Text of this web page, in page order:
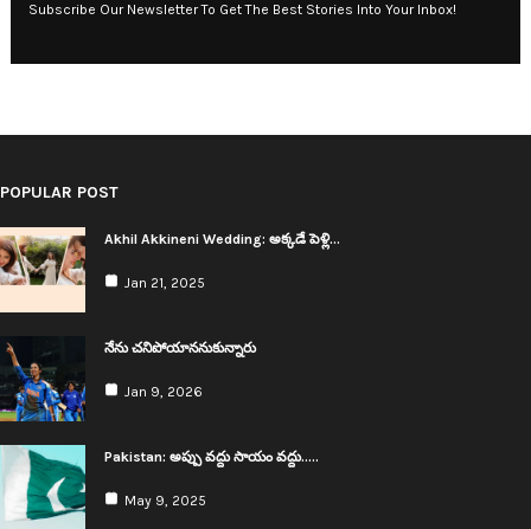
Subscribe Our Newsletter To Get The Best Stories Into Your Inbox!
POPULAR POST
Akhil Akkineni Wedding: అక్క‌డే పెళ్లి…
Jan 21, 2025
నేను చ‌నిపోయాన‌నుకున్నారు
Jan 9, 2026
Pakistan: అప్పు వ‌ద్దు సాయం వ‌ద్దు..…
May 9, 2025